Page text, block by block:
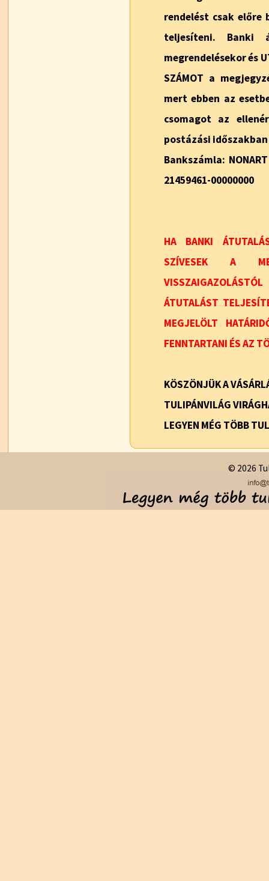
rendelést csak
teljesíteni. Banki
megrendelésekor és
SZÁMOT a
mert ebben az
csomagot az
postázási
Bankszámla:
21459461-00000000
HA BANKI
SZÍVESEK A
ÁTUTALÁST
MEGJELÖLT
FENNTARTANI ÉS AZ
KÖSZÖNJÜK A
TULIPÁNVILÁG
LEGYEN MÉG TÖBB
© 2026